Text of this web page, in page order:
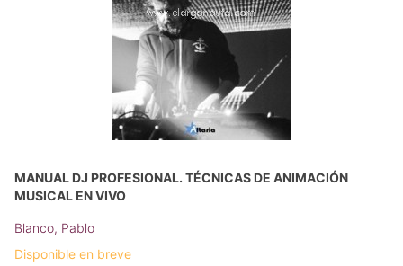
MANUAL DJ PROFESIONAL. TÉCNICAS DE ANIMACIÓN
MUSICAL EN VIVO
Blanco, Pablo
Disponible en breve